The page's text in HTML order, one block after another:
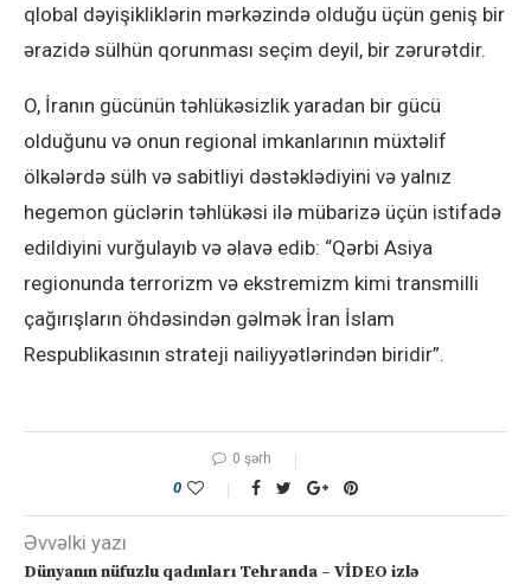
qlobal dəyişikliklərin mərkəzində olduğu üçün geniş bir
ərazidə sülhün qorunması seçim deyil, bir zərurətdir.
O, İranın gücünün təhlükəsizlik yaradan bir gücü
olduğunu və onun regional imkanlarının müxtəlif
ölkələrdə sülh və sabitliyi dəstəklədiyini və yalnız
hegemon güclərin təhlükəsi ilə mübarizə üçün istifadə
edildiyini vurğulayıb və əlavə edib: “Qərbi Asiya
regionunda terrorizm və ekstremizm kimi transmilli
çağırışların öhdəsindən gəlmək İran İslam
Respublikasının strateji nailiyyətlərindən biridir”.
0 şərh
0
Əvvəlki yazı
Dünyanın nüfuzlu qadınları Tehranda – VİDEO izlə